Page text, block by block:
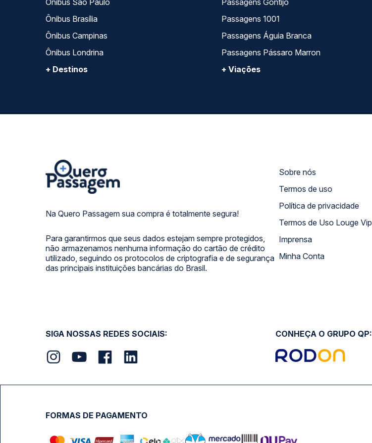
Ônibus São Paulo
Ônibus Brasília
Ônibus Campinas
Ônibus Londrina
+ Destinos
Passagens Gontijo
Passagens 1001
Passagens Águia Branca
Passagens Pássaro Marron
+ Viações
Na Quero Passagem sua compra é totalmente segura!
Para garantirmos que seus dados estejam sempre protegidos,
não armazenamos nenhuma informação do cartão de crédito
utilizado, seguindo os protocolos de criptografia e de segurança
das principais instituições bancárias do Brasil.
Sobre nós
Termos de uso
Política de privacidade
Termos de Uso Louge Vip
Imprensa
Minha Conta
SIGA NOSSAS REDES SOCIAIS: CONHEÇA O GRUPO QP:
FORMAS DE PAGAMENTO